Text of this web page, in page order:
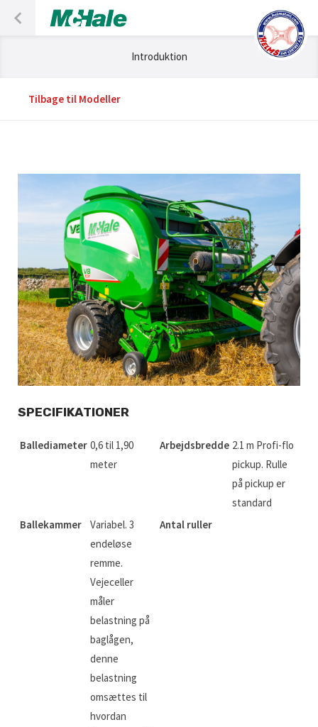
Introduktion
Tilbage til Modeller
SPECIFIKATIONER
Ballediameter 0,6 til 1,90
meter
Arbejdsbredde 2.1 m Profi-flo
pickup. Rulle
på pickup er
standard
Ballekammer
Variabel. 3
endeløse
remme.
Vejeceller
måler
belastning på
baglågen,
denne
belastning
omsættes til
hvordan
Antal ruller